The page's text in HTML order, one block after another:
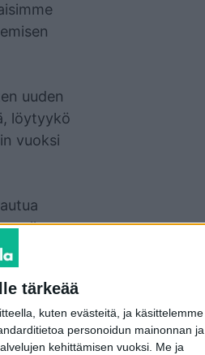
tärkeää
kuten evästeitä, ja käsittelemme
personoidun mainonnan ja
kehittämisen vuoksi. Me ja
uuden
löytyykö
vuoksi